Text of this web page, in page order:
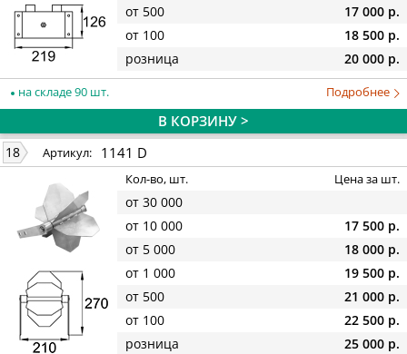
от 500
17 000 р.
от 100
18 500 р.
розница
20 000 р.
на складе 90 шт. Подробнее
В КОРЗИНУ >
18 Артикул: 1141 D
Кол-во, шт. Цена за шт.
от 30 000
от 10 000
17 500 р.
от 5 000
18 000 р.
от 1 000
19 500 р.
от 500
21 000 р.
от 100
22 500 р.
розница
25 000 р.